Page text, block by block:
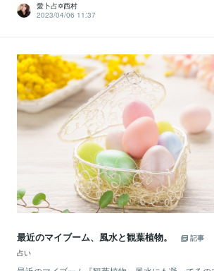
愛卜占✡西村
2023/04/06 11:37
最近のマイブーム、風水と観葉植物。
記事
占い